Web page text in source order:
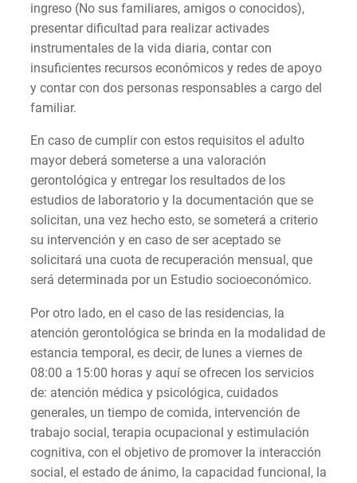
ingreso (No sus familiares, amigos o conocidos),
presentar dificultad para realizar activades
instrumentales de la vida diaria, contar con
insuficientes recursos económicos y redes de apoyo
y contar con dos personas responsables a cargo del
familiar.
En caso de cumplir con estos requisitos el adulto
mayor deberá someterse a una valoración
gerontológica y entregar los resultados de los
estudios de laboratorio y la documentación que se
solicitan, una vez hecho esto, se someterá a criterio
su intervención y en caso de ser aceptado se
solicitará una cuota de recuperación mensual, que
será determinada por un Estudio socioeconómico.
Por otro lado, en el caso de las residencias, la
atención gerontológica se brinda en la modalidad de
estancia temporal, es decir, de lunes a viernes de
08:00 a 15:00 horas y aquí se ofrecen los servicios
de: atención médica y psicológica, cuidados
generales, un tiempo de comida, intervención de
trabajo social, terapia ocupacional y estimulación
cognitiva, con el objetivo de promover la interacción
social, el estado de ánimo, la capacidad funcional, la